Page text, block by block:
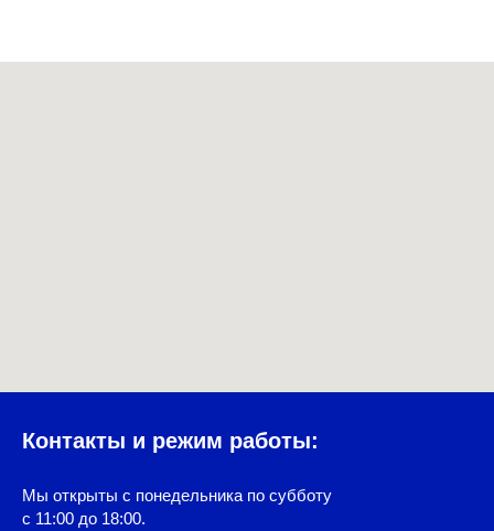
Контакты и режим работы:
Мы открыты с понедельника по субботу
с 11:00 до 18:00.